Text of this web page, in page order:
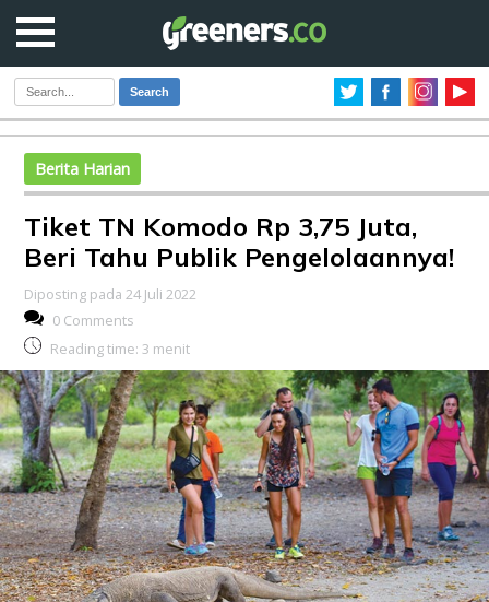
Search
Berita Harian
Tiket TN Komodo Rp 3,75 Juta,
Beri Tahu Publik Pengelolaannya!
Diposting pada 24 Juli 2022
0 Comments
Reading time: 3 menit